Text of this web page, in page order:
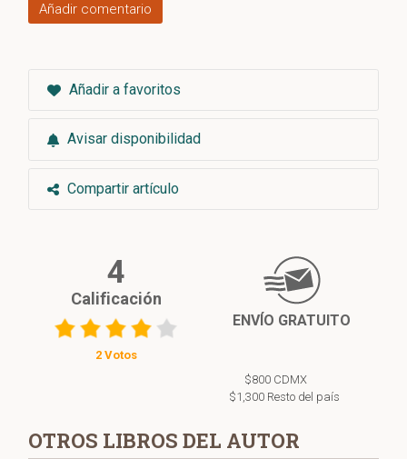
Añadir comentario
Añadir a favoritos
Avisar disponibilidad
Compartir artículo
4
Calificación
2 Votos
ENVÍO GRATUITO
$800 CDMX
$1,300 Resto del país
OTROS LIBROS DEL AUTOR